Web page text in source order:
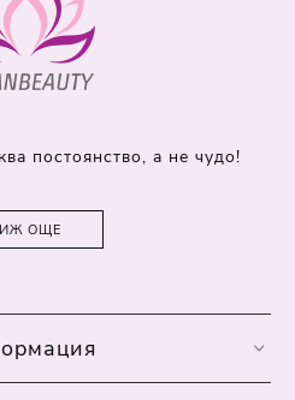
постоянство, а не чудо!
ОЩЕ